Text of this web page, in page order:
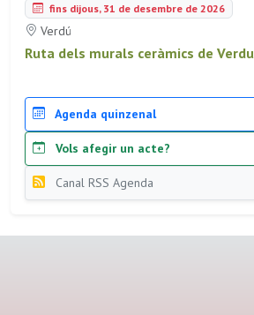
fins dijous, 31 de desembre de 2026
Verdú
Ruta dels murals ceràmics de Verdu
Agenda quinzenal
Vols afegir un acte?
Canal RSS Agenda